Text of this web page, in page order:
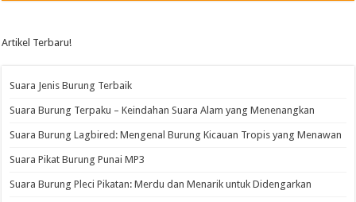
Artikel Terbaru!
Suara Jenis Burung Terbaik
Suara Burung Terpaku – Keindahan Suara Alam yang Menenangkan
Suara Burung Lagbired: Mengenal Burung Kicauan Tropis yang Menawan
Suara Pikat Burung Punai MP3
Suara Burung Pleci Pikatan: Merdu dan Menarik untuk Didengarkan